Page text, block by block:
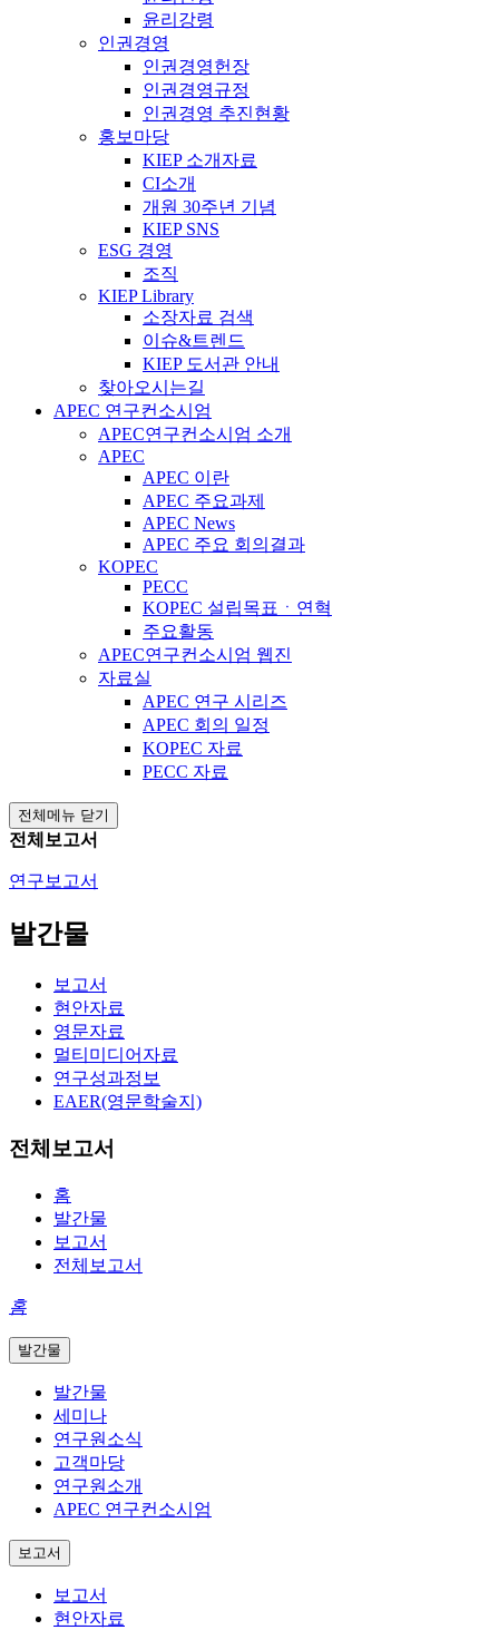
윤리강령
인권경영
인권경영헌장
인권경영규정
인권경영 추진현황
홍보마당
KIEP 소개자료
CI소개
개원 30주년 기념
KIEP SNS
ESG 경영
조직
KIEP Library
소장자료 검색
이슈&트렌드
KIEP 도서관 안내
찾아오시는길
APEC 연구컨소시엄
APEC연구컨소시엄 소개
APEC
APEC 이란
APEC 주요과제
APEC News
APEC 주요 회의결과
KOPEC
PECC
KOPEC 설립목표ㆍ연혁
주요활동
APEC연구컨소시엄 웹진
자료실
APEC 연구 시리즈
APEC 회의 일정
KOPEC 자료
PECC 자료
전체메뉴 닫기
전체보고서
연구보고서
발간물
보고서
현안자료
영문자료
멀티미디어자료
연구성과정보
EAER(영문학술지)
전체보고서
홈
발간물
보고서
전체보고서
홈
발간물
발간물
세미나
연구원소식
고객마당
연구원소개
APEC 연구컨소시엄
보고서
보고서
현안자료